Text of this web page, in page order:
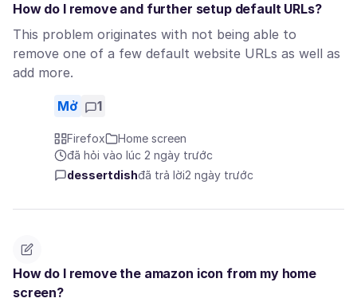
How do I remove and further setup default URLs?
This problem originates with not being able to
remove one of a few default website URLs as well as
add more.
Mở 1
Firefox
Home screen
đã hỏi vào lúc 2 ngày trước
dessertdishđã trả lời2 ngày trước
How do I remove the amazon icon from my home
screen?